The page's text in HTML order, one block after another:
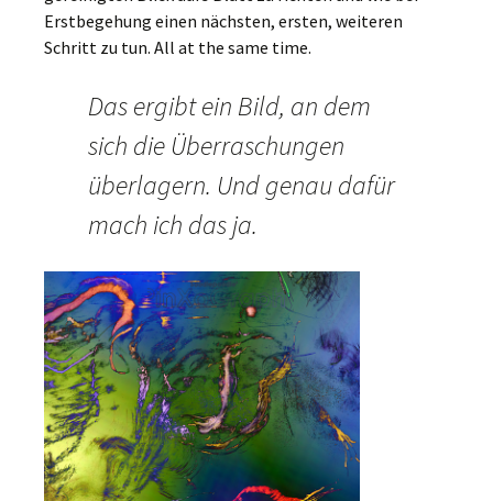
Erstbegehung einen nächsten, ersten, weiteren
Schritt zu tun. All at the same time.
Das ergibt ein Bild, an dem
sich die Überraschungen
überlagern. Und genau dafür
mach ich das ja.